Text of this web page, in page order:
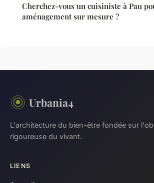
Cherchez-vous un cuisiniste à Pau
aménagement sur mesure ?
Urbania4
L'architecture du bien-être fondée sur
rigoureuse du vivant.
LIENS